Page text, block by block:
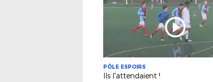
PÔLE ESPOIRS
Ils l'attendaient !